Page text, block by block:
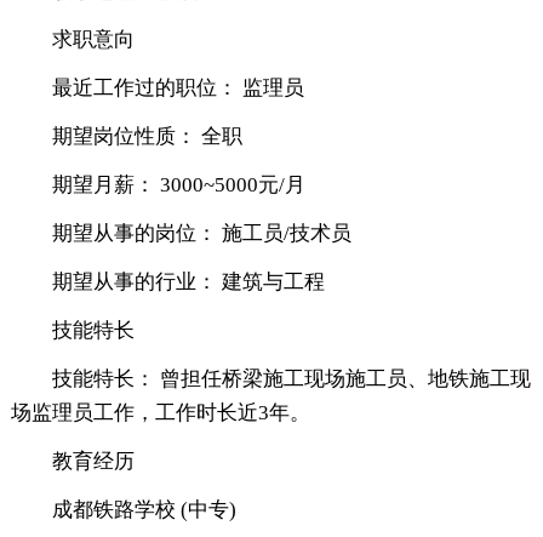
求职意向
最近工作过的职位： 监理员
期望岗位性质： 全职
期望月薪： 3000~5000元/月
期望从事的岗位： 施工员/技术员
期望从事的行业： 建筑与工程
技能特长
技能特长： 曾担任桥梁施工现场施工员、地铁施工现
场监理员工作，工作时长近3年。
教育经历
成都铁路学校 (中专)